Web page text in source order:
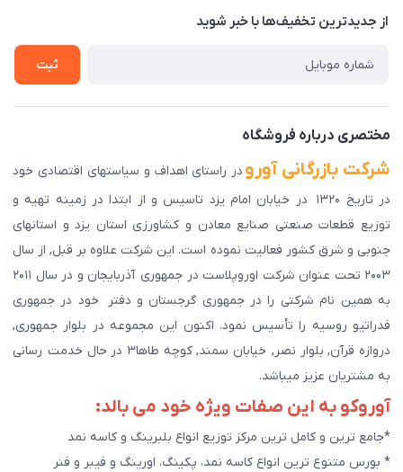
درباره ما
راهنمای ثبت سفارش
سوالات متداول
از جدید‌ترین تخفیف‌ها با‌ خبر شوید
ثبت
مختصری درباره فروشگاه
شرکت بازرگانی آورو در راستای اهداف و سیاستهای اقتصادی خود
در تاریخ ۱۳۲۰ در خیابان امام یزد تاسیس و از ابتدا در زمینه تهیه و
توزیع قطعات صنعتی صنایع معادن و کشاورزی استان یزد و استانهای
جنوبی و شرق کشور فعالیت نموده است. این شرکت علاوه بر قبل, از سال
۲۰۰۳ تحت عنوان شرکت اوروپلاست در جمهوری آذربایجان و در سال ۲۰۱۱
به همین نام شرکتی را در جمهوری گرجستان و دفتر خود در جمهوری
فدراتیو روسیه را تأسیس نمود. اکنون این مجموعه در بلوار جمهوری,
دروازه قرآن, بلوار نصر, خیابان سمند, کوچه طاها۳ در حال خدمت رسانی
به مشتریان عزیز میباشد.
آوروکو به این صفات ویژه خود می بالد:
*جامع ترین و کامل ترین مرکز توزیع انواع بلبرینگ و کاسه نمد
* بورس متنوع ترین انواع کاسه نمد، پکینگ، اورینگ و فیبر و فنر